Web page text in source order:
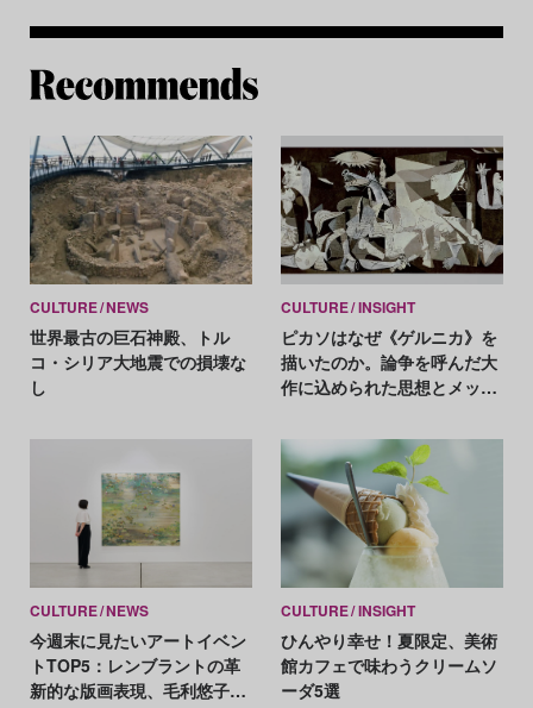
CULTURE NEWS
世界最古の巨石神殿、トル
コ・シリア大地震での損壊な
し
CULTURE INSIGHT
ピカソはなぜ《ゲルニカ》を
描いたのか。論争を呼んだ大
作に込められた思想とメッセ
CULTURE NEWS
今週末に見たいアートイベン
トTOP5：レンブラントの革
新的な版画表現、毛利悠子が
CULTURE INSIGHT
ひんやり幸せ！夏限定、美術
館カフェで味わうクリームソ
ーダ5選